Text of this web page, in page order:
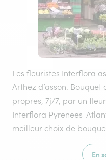
Les fleuristes Interflora
Arthez d’asson.
propres, 7j/7, par un
Interflora Pyrenees-
meilleur choix de
En